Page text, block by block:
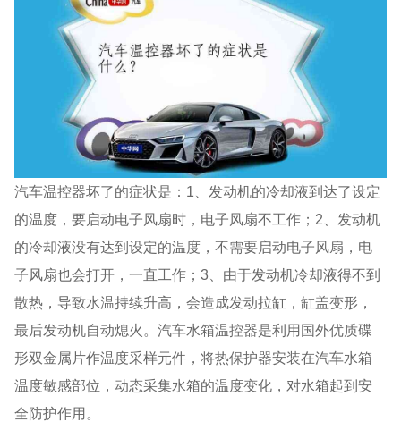
汽车温控器坏了的症状是：1、发动机的冷却液到达了设定
的温度，要启动电子风扇时，电子风扇不工作；2、发动机
的冷却液没有达到设定的温度，不需要启动电子风扇，电
子风扇也会打开，一直工作；3、由于发动机冷却液得不到
散热，导致水温持续升高，会造成发动拉缸，缸盖变形，
最后发动机自动熄火。汽车水箱温控器是利用国外优质碟
形双金属片作温度采样元件，将热保护器安装在汽车水箱
温度敏感部位，动态采集水箱的温度变化，对水箱起到安
全防护作用。